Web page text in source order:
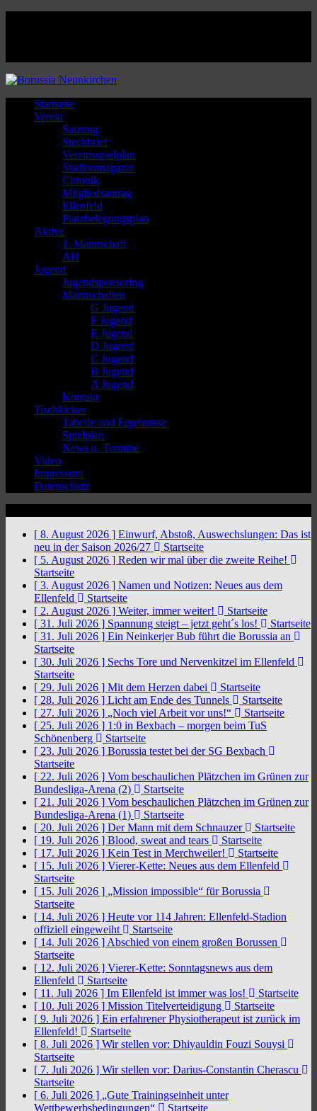
Startseite
Verein
Satzung
Steckbrief
Vereinsspielplan
Stadionmagazin
Chronik
Mitgliedsantrag
Ellenfeld
Platzbelegungsplan
Aktive
1. Mannschaft
AH
Jugend
Jugendsponsoring
Mannschaften
G Jugend
F Jugend
E Jugend
D Jugend
C Jugend
B Jugend
A Jugend
Kontakt
Tischkicker
Tabelle und Ergebnisse
Spielplan
News u. Termine
Video
Impressum
Datenschutz
[ 8. August 2026 ] Einwurf, Abstoß, Auswechslungen: Das ist
neu in der Saison 2026/27
Startseite
[ 5. August 2026 ] Reden wir mal über die zweite Reihe!
Startseite
[ 3. August 2026 ] Namen und Notizen: Neues aus dem
Ellenfeld
Startseite
[ 2. August 2026 ] Weiter, immer weiter!
Startseite
[ 31. Juli 2026 ] Spannung steigt – jetzt geht´s los!
Startseite
[ 31. Juli 2026 ] Ein Neinkerjer Bub führt die Borussia an
Startseite
[ 30. Juli 2026 ] Sechs Tore und Nervenkitzel im Ellenfeld
Startseite
[ 29. Juli 2026 ] Mit dem Herzen dabei
Startseite
[ 28. Juli 2026 ] Licht am Ende des Tunnels
Startseite
[ 27. Juli 2026 ] „Noch viel Arbeit vor uns!“
Startseite
[ 25. Juli 2026 ] 1:0 in Bexbach – morgen beim TuS
Schönenberg
Startseite
[ 23. Juli 2026 ] Borussia testet bei der SG Bexbach
Startseite
[ 22. Juli 2026 ] Vom beschaulichen Plätzchen im Grünen zur
Bundesliga-Arena (2)
Startseite
[ 21. Juli 2026 ] Vom beschaulichen Plätzchen im Grünen zur
Bundesliga-Arena (1)
Startseite
[ 20. Juli 2026 ] Der Mann mit dem Schnauzer
Startseite
[ 19. Juli 2026 ] Blood, sweat and tears
Startseite
[ 17. Juli 2026 ] Kein Test in Merchweiler!
Startseite
[ 15. Juli 2026 ] Vierer-Kette: Neues aus dem Ellenfeld
Startseite
[ 15. Juli 2026 ] „Mission impossible“ für Borussia
Startseite
[ 14. Juli 2026 ] Heute vor 114 Jahren: Ellenfeld-Stadion
offiziell eingeweiht
Startseite
[ 14. Juli 2026 ] Abschied von einem großen Borussen
Startseite
[ 12. Juli 2026 ] Vierer-Kette: Sonntagsnews aus dem
Ellenfeld
Startseite
[ 11. Juli 2026 ] Im Ellenfeld ist immer was los!
Startseite
[ 10. Juli 2026 ] Mission Titelverteidigung
Startseite
[ 9. Juli 2026 ] Ein erfahrener Physiotherapeut ist zurück im
Ellenfeld!
Startseite
[ 8. Juli 2026 ] Wir stellen vor: Dhiyauldin Fouzi Souysi
Startseite
[ 7. Juli 2026 ] Wir stellen vor: Darius-Constantin Cherascu
Startseite
[ 6. Juli 2026 ] „Gute Trainingseinheit unter
Wettbewerbsbedingungen“
Startseite